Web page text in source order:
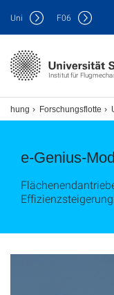
Institut für
Uni F06
Forschungsflotte
e-Genius-Mod
Effizienzsteigerung